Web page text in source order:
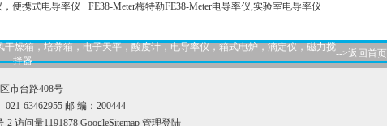
，便携式电导率仪
FE38-Meter梅特勒FE38-Meter电导率仪,实验室电导率仪
燥箱，培养箱，电子天平，酸度计，电导率仪，箱式电炉，滴定仪，磁力搅
拌器
-->返回首页
市台路408号
021-63462955 邮 编：200444
-2 访问量1191878 GoogleSitemap 管理登陆